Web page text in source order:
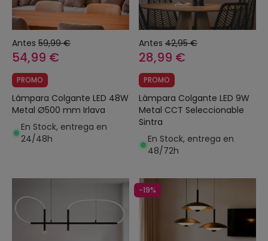
Antes 59,99 €
54,99 €
PROMO
Lámpara Colgante LED 48W
Metal Ø500 mm Irlava
En Stock, entrega en
24/48h
Antes 42,95 €
28,99 €
PROMO
Lámpara Colgante LED 9W
Metal CCT Seleccionable
Sintra
En Stock, entrega en
48/72h
-19%